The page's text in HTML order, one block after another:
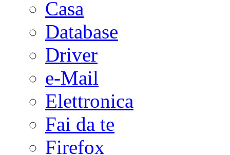
Casa
Database
Driver
e-Mail
Elettronica
Fai da te
Firefox